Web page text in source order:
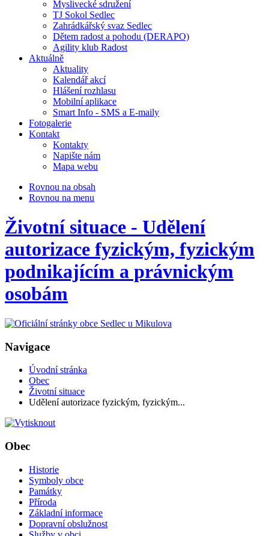
Myslivecké sdružení
TJ Sokol Sedlec
Zahrádkářský svaz Sedlec
Dětem radost a pohodu (DERAPO)
Agility klub Radost
Aktuálně
Aktuality
Kalendář akcí
Hlášení rozhlasu
Mobilní aplikace
Smart Info - SMS a E-maily
Fotogalerie
Kontakt
Kontakty
Napište nám
Mapa webu
Rovnou na obsah
Rovnou na menu
Životní situace - Udělení
autorizace fyzickým, fyzickým
podnikajícím a právnickým
osobám
Navigace
Úvodní stránka
Obec
Životní situace
Udělení autorizace fyzickým, fyzickým...
Obec
Historie
Symboly obce
Památky
Příroda
Základní informace
Dopravní obslužnost